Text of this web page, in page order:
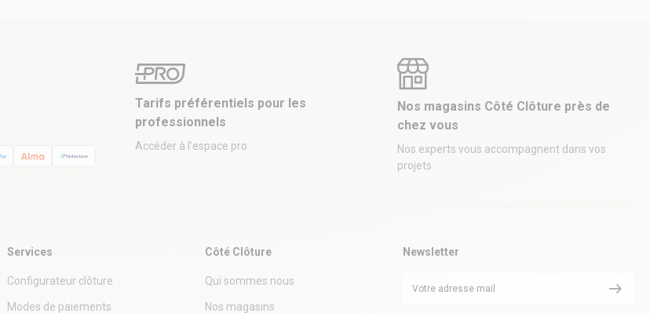
Tarifs préférentiels pour les
professionnels
Accéder à l’espace pro
Nos magasins Côté Clôture près de
chez vous
Nos experts vous accompagnent dans vos
projets
Services
Configurateur clôture
Modes de paiements
Côté Clôture
Qui sommes nous
Nos magasins
Newsletter